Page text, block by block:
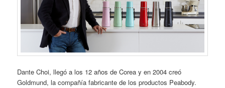
Dante Choi, llegó a los 12 años de Corea y en 2004 creó
Goldmund, la compañía fabricante de los productos Peabody.